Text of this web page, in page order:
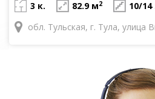
3 к. 82.9 м2
10/14
обл. Тульская, г. Тула, улица